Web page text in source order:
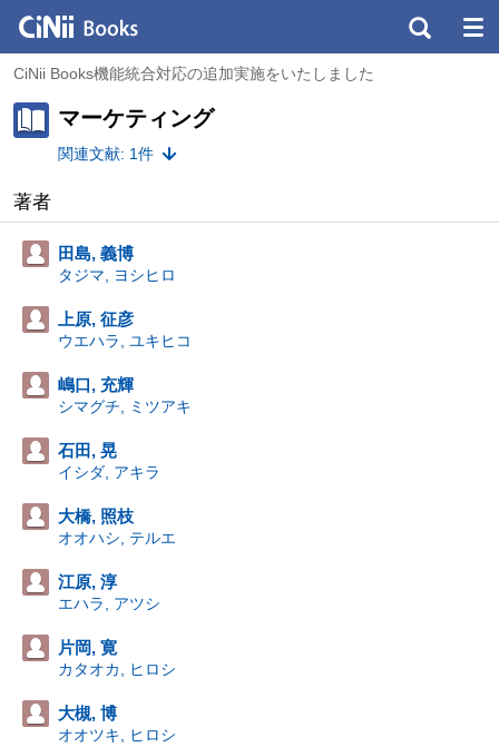
CiNii Books機能統合対応の追加実施をいたしました
マーケティング
関連文献: 1件
著者
田島, 義博
タジマ, ヨシヒロ
上原, 征彦
ウエハラ, ユキヒコ
嶋口, 充輝
シマグチ, ミツアキ
石田, 晃
イシダ, アキラ
大橋, 照枝
オオハシ, テルエ
江原, 淳
エハラ, アツシ
片岡, 寛
カタオカ, ヒロシ
大槻, 博
オオツキ, ヒロシ